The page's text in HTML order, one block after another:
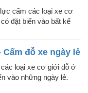
cấm các loại xe cơ
đặt biển vào bất kể
Cấm đỗ xe ngày lẻ
loại xe cơ giới đỗ ở
vào những ngày lẻ.